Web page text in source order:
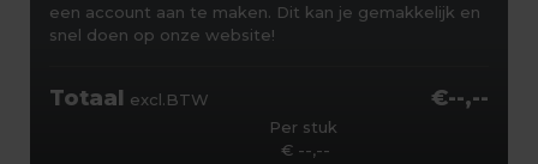
een account aan te maken. Dit kan je gemakkelijk en
snel doen op onze website!
Totaal excl.BTW €--,--
Per stuk
€ --,--